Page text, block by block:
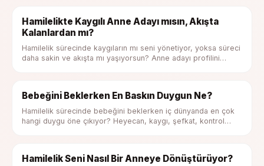
Hamilelikte Kaygılı Anne Adayı mısın, Akışta
Kalanlardan mı?
Hamilelik sürecinde kaygıların mı seni yönetiyor, yoksa süreci
daha sakin ve akışta mı yaşıyorsun? Anne adayı profilini
Bebeğini Beklerken En Baskın Duygun Ne?
Hamilelik sürecinde bebeğini beklerken iç dünyanda en çok
hangi duygu öne çıkıyor? Heyecan, kaygı, şefkat, kontrol
Hamilelik Seni Nasıl Bir Anneye Dönüştürüyor?